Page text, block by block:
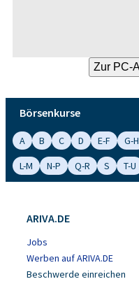
Börsenkurse
A B C D E-F G-H
L-M
N-P Q-R S T-U
ARIVA.DE
Jobs
Werben auf ARIVA.DE
Beschwerde einreichen